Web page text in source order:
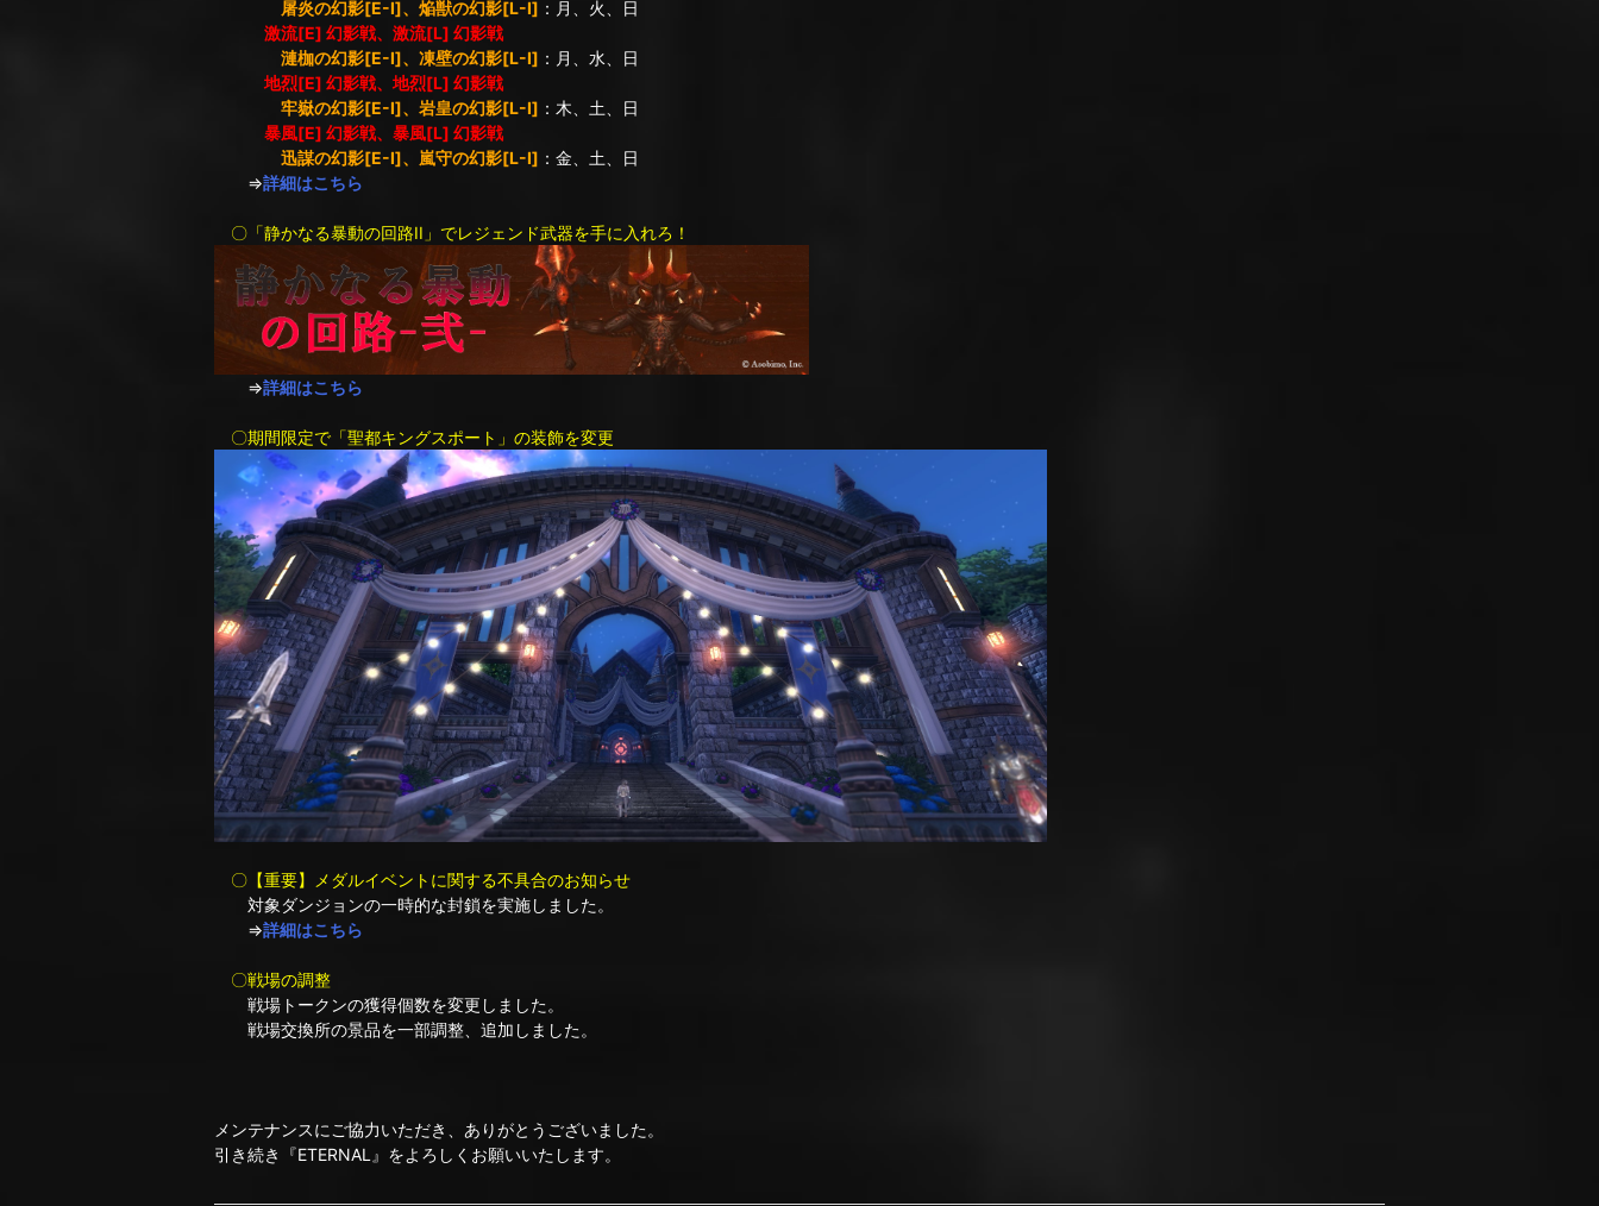
屠炎の幻影[E-I]、焔獣の幻影[L-I] ：月、火、日
激流[E] 幻影戦、激流[L] 幻影戦
漣枷の幻影[E-I]、凍壁の幻影[L-I] ：月、水、日
地烈[E] 幻影戦、地烈[L] 幻影戦
牢嶽の幻影[E-I]、岩皇の幻影[L-I] ：木、土、日
暴風[E] 幻影戦、暴風[L] 幻影戦
迅謀の幻影[E-I]、嵐守の幻影[L-I] ：金、土、日
⇒詳細はこちら
〇「静かなる暴動の回路II」でレジェンド武器を手に入れろ！
⇒詳細はこちら
〇期間限定で「聖都キングスポート」の装飾を変更
〇【重要】メダルイベントに関する不具合のお知らせ
対象ダンジョンの一時的な封鎖を実施しました。
⇒詳細はこちら
〇戦場の調整
戦場トークンの獲得個数を変更しました。
戦場交換所の景品を一部調整、追加しました。
メンテナンスにご協力いただき、ありがとうございました。
引き続き『ETERNAL』をよろしくお願いいたします。